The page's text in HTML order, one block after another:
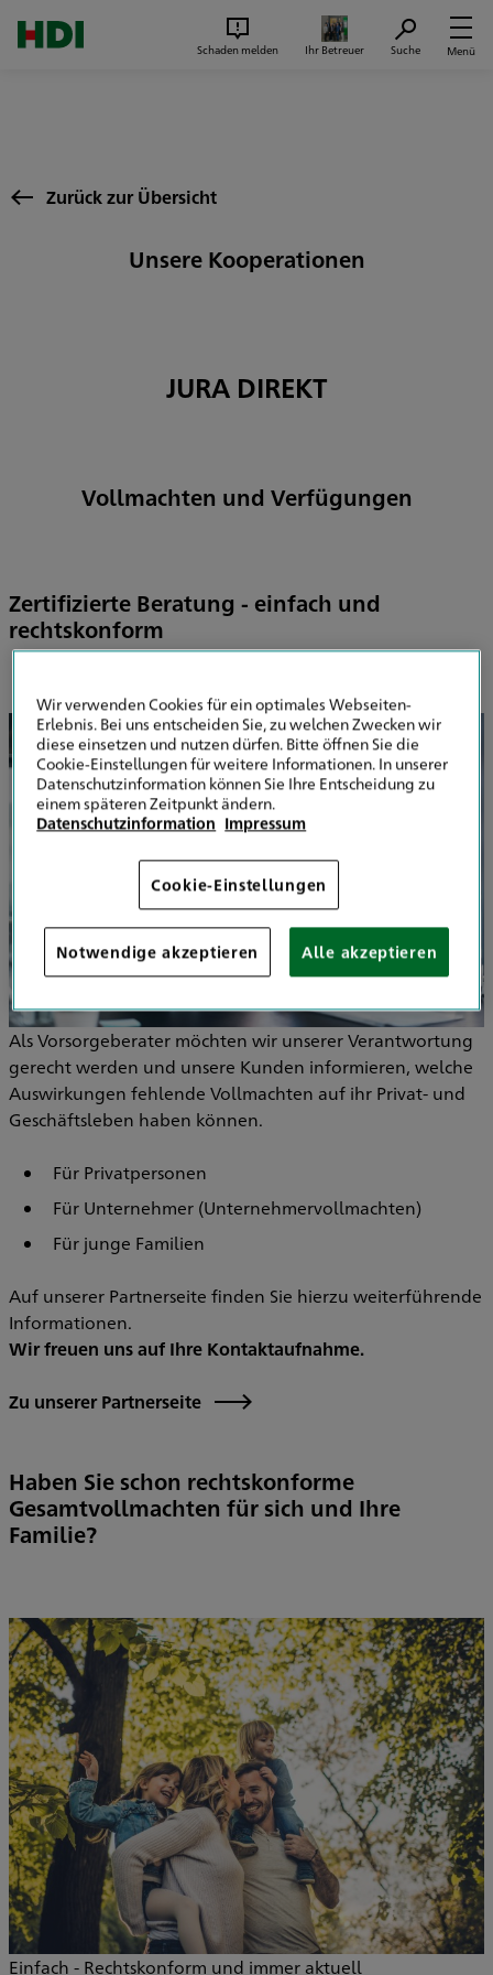
Schaden melden Ihr Betreuer Suche Menü
Zurück zur Übersicht
Unsere Kooperationen
JURA DIREKT
Vollmachten und Verfügungen
Zertifizierte Beratung - einfach und
rechtskonform
Als Vorsorgeberater möchten wir unserer Verantwortung
gerecht werden und unsere Kunden informieren, welche
Auswirkungen fehlende Vollmachten auf ihr Privat- und
Geschäftsleben haben können.
Für Privatpersonen
Für Unternehmer (Unternehmervollmachten)
Für junge Familien
Auf unserer Partnerseite finden Sie hierzu weiterführende
Informationen.
Wir freuen uns auf Ihre Kontaktaufnahme.
Zu unserer Partnerseite
Haben Sie schon rechtskonforme
Gesamtvollmachten für sich und Ihre
Familie?
Einfach - Rechtskonform und immer aktuell
Wir verwenden Cookies für ein optimales Webseiten-
Erlebnis. Bei uns entscheiden Sie, zu welchen Zwecken wir
diese einsetzen und nutzen dürfen. Bitte öffnen Sie die
Cookie-Einstellungen für weitere Informationen. In unserer
Datenschutzinformation können Sie Ihre Entscheidung zu
einem späteren Zeitpunkt ändern.
Datenschutzinformation Impressum
Cookie-Einstellungen
Notwendige akzeptieren Alle akzeptieren